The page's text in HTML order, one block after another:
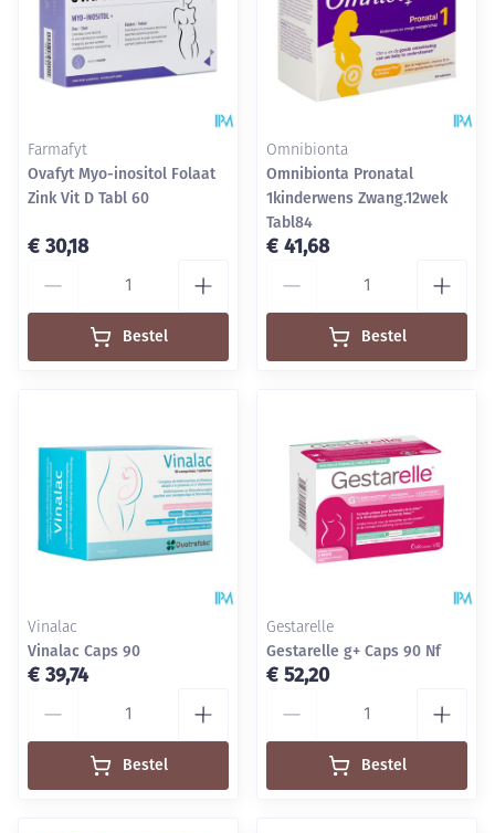
Farmafyt
Ovafyt Myo-inositol Folaat
Zink Vit D Tabl 60
€ 30,18
Bestel
Omnibionta
Omnibionta Pronatal
1kinderwens Zwang.12wek
Tabl84
€ 41,68
Bestel
Vinalac
Vinalac Caps 90
€ 39,74
Bestel
Gestarelle
Gestarelle g+ Caps 90 Nf
€ 52,20
Bestel